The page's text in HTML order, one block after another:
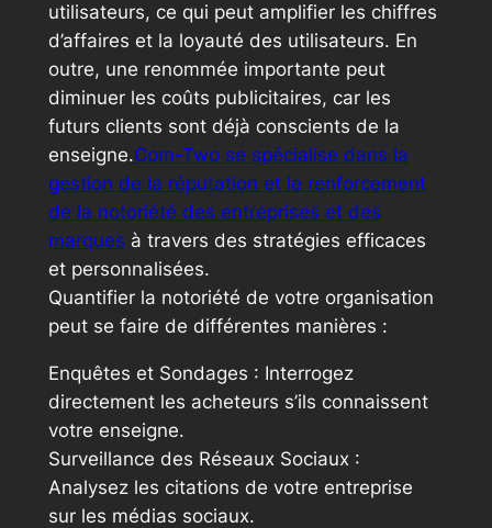
utilisateurs, ce qui peut amplifier les chiffres
d’affaires et la loyauté des utilisateurs. En
outre, une renommée importante peut
diminuer les coûts publicitaires, car les
futurs clients sont déjà conscients de la
enseigne.Com-Two se spécialise dans la
gestion de la réputation et le renforcement
de la notoriété des entreprises et des
marques à travers des stratégies efficaces
et personnalisées.
Quantifier la notoriété de votre organisation
peut se faire de différentes manières :
Enquêtes et Sondages : Interrogez
directement les acheteurs s’ils connaissent
votre enseigne.
Surveillance des Réseaux Sociaux :
Analysez les citations de votre entreprise
sur les médias sociaux.